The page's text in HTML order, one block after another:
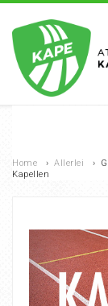
Home › Allerlei ›
Kapellen